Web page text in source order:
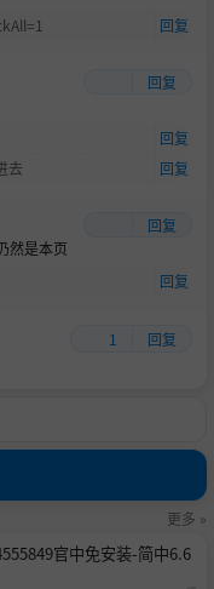
回复
回复
回复
去 回复
回复
然是本页
回复
1
回复
更多 »
官中免安装-简中6.6